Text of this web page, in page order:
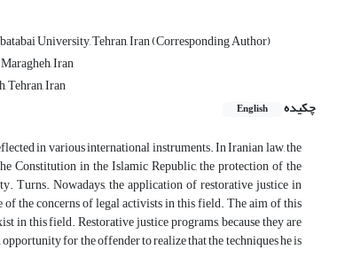
University, Tehran, Iran (Corresponding Author)
Iran
Tehran, Iran
چکیده
English
in various international instruments. In Iranian law, the
Constitution in the Islamic Republic, the protection of the
Turns. Nowadays, the application of restorative justice in
of the concerns of legal activists in this field. The aim of this
in this field. Restorative justice programs, because they are
for the offender to realize that the techniques he is